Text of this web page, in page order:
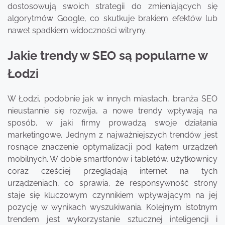
dostosowują swoich strategii do zmieniających się
algorytmów Google, co skutkuje brakiem efektów lub
nawet spadkiem widoczności witryny.
Jakie trendy w SEO są popularne w
Łodzi
W Łodzi, podobnie jak w innych miastach, branża SEO
nieustannie się rozwija, a nowe trendy wpływają na
sposób, w jaki firmy prowadzą swoje działania
marketingowe. Jednym z najważniejszych trendów jest
rosnące znaczenie optymalizacji pod kątem urządzeń
mobilnych. W dobie smartfonów i tabletów, użytkownicy
coraz częściej przeglądają internet na tych
urządzeniach, co sprawia, że responsywność strony
staje się kluczowym czynnikiem wpływającym na jej
pozycję w wynikach wyszukiwania. Kolejnym istotnym
trendem jest wykorzystanie sztucznej inteligencji i